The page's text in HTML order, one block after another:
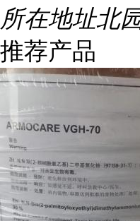
所在地址北
推荐产品